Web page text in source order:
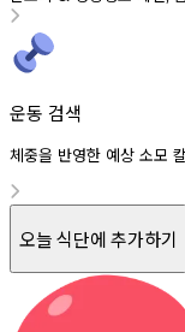
운동 검색
체중을 반영한 예상 소모
오늘 식단에 추가하기